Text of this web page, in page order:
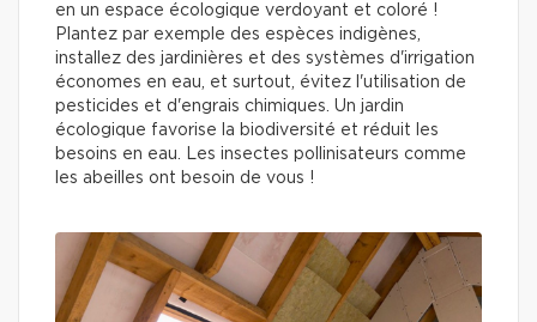
en un espace écologique verdoyant et coloré !
Plantez par exemple des espèces indigènes,
installez des jardinières et des systèmes d'irrigation
économes en eau, et surtout, évitez l'utilisation de
pesticides et d'engrais chimiques. Un jardin
écologique favorise la biodiversité et réduit les
besoins en eau. Les insectes pollinisateurs comme
les abeilles ont besoin de vous !